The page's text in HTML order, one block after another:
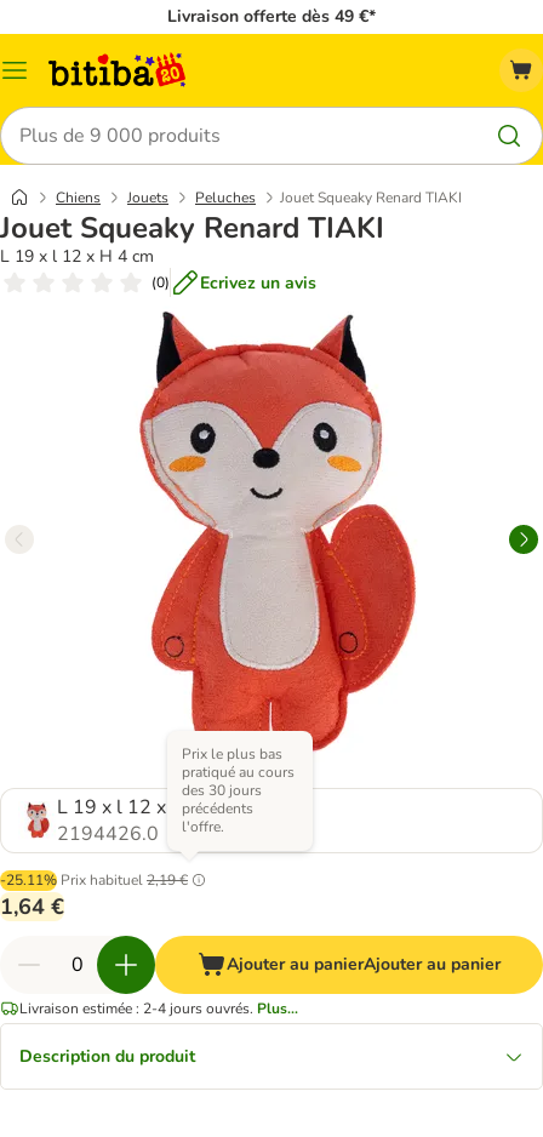
Livraison offerte dès 49 €*
Menu
Rechercher
Chiens Jouets Peluches Jouet Squeaky Renard TIAKI
Jouet Squeaky Renard TIAKI
L 19 x l 12 x H 4 cm
(0) Ecrivez un avis
L 19 x l 12 x H 4 cm
2194426.0
-25.11% Prix habituel2,19 €
Prix le plus bas
pratiqué au cours
des 30 jours
précédents
l'offre.
1,64 €
Ajouter au panierAjouter au panier
Livraison estimée : 2-4 jours ouvrés. Plus...
Description du produit